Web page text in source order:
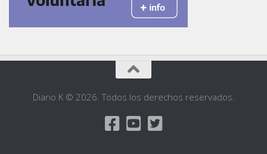
Diario K © 2026. Todos los derechos reservados.